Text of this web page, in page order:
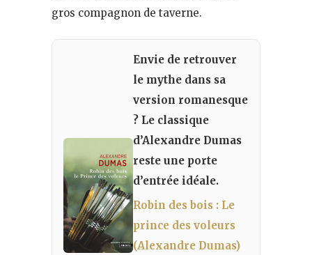
gros compagnon de taverne.
Envie de retrouver
le mythe dans sa
version romanesque
? Le classique
d’Alexandre Dumas
reste une porte
d’entrée idéale.
Robin des bois : Le
prince des voleurs
(Alexandre Dumas)